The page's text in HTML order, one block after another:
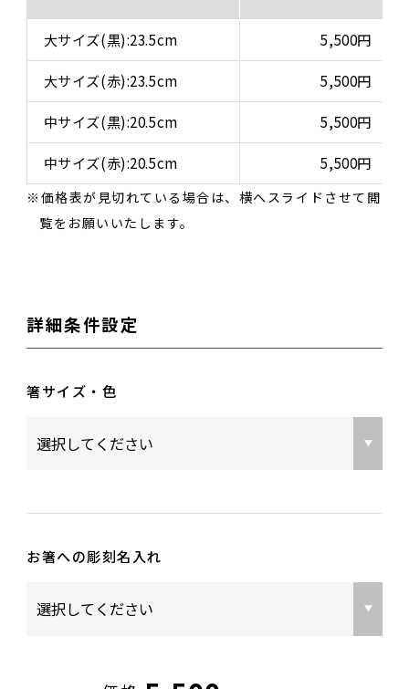
大サイズ(黒):23.5cm 5,500円
大サイズ(赤):23.5cm 5,500円
中サイズ(黒):20.5cm 5,500円
中サイズ(赤):20.5cm 5,500円
価格表が見切れている場合は、横へスライドさせて閲
覧をお願いいたします。
詳細条件設定
箸サイズ・色
お箸への彫刻名入れ